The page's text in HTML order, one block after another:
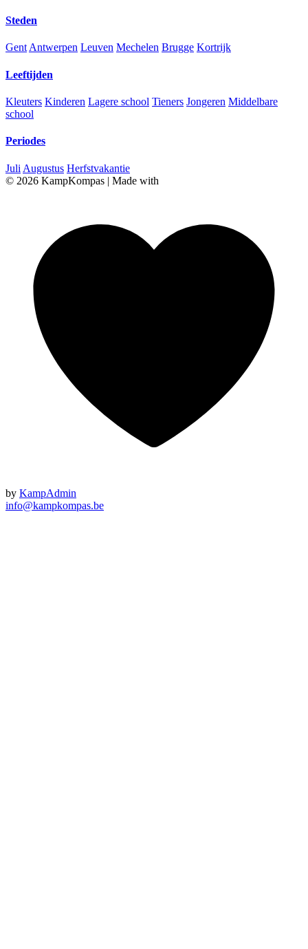
Steden
GentAntwerpen Leuven Mechelen Brugge Kortrijk
Leeftijden
Kleuters Kinderen Lagere school Tieners Jongeren Middelbare
school
Periodes
Juli Augustus Herfstvakantie
© 2026 KampKompas | Made with
by KampAdmin
info@kampkompas.be